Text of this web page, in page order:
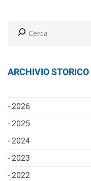
ARCHIVIO STORICO
2026
2025
2024
2023
2022